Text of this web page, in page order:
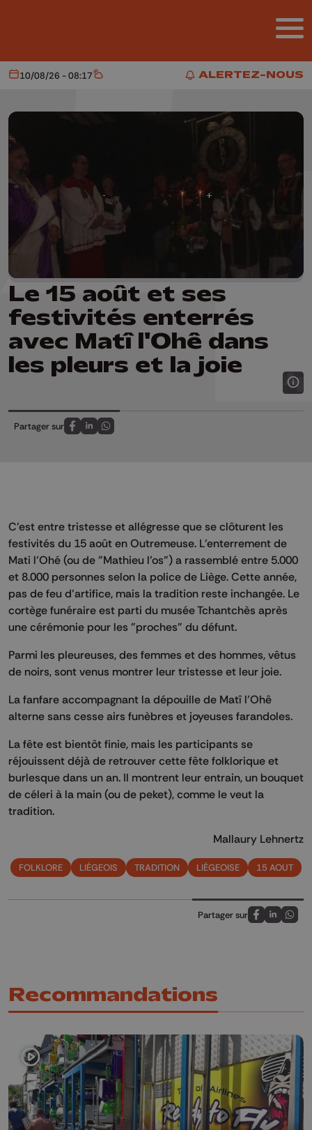
ALERTEZ-NOUS
ALERTEZ-NOUS
Aujourd'hui
10/08/26 - 08:17 Météo
Le 15 août et ses
festivités enterrés
avec Matî l'Ohê dans
les pleurs et la joie
Partager sur
Partagez sur FaceBook
Partagez sur LinkedIn
Partagez sur Whatsapp
C’est entre tristesse et allégresse que se clôturent les
festivités du 15 août en Outremeuse. L’enterrement de
Mati l’Ohé (ou de "Mathieu l’os") a rassemblé entre 5.000
et 8.000 personnes selon la police de Liège. Cette année,
pas de feu d’artifice, mais la tradition reste inchangée. Le
cortège funéraire est parti du musée Tchantchès après
une cérémonie pour les "proches" du défunt.
Parmi les pleureuses, des femmes et des hommes, vêtus
de noirs, sont venus montrer leur tristesse et leur joie.
La fanfare accompagnant la dépouille de Matî l’Ohê
alterne sans cesse airs funèbres et joyeuses farandoles.
La fête est bientôt finie, mais les participants se
réjouissent déjà de retrouver cette fête folklorique et
burlesque dans un an. Il montrent leur entrain, un bouquet
de céleri à la main (ou de peket), comme le veut la
tradition.
Mallaury Lehnertz
FOLKLORE LIÉGEOIS TRADITION LIÉGEOISE 15 AOUT
Partager sur
Partagez sur
Partagez
Recommandations